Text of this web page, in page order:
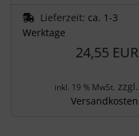
Lieferzeit: ca. 1-3
Werktage
24,55 EUR
inkl. 19 % MwSt. zzgl.
Versandkosten